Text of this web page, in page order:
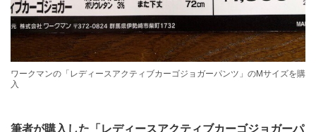
ワークマンの「レディースアクティブカーゴジョガーパンツ」のMサイズを購
入
筆者が購入した「レディースアクティブカーゴジョガーパ